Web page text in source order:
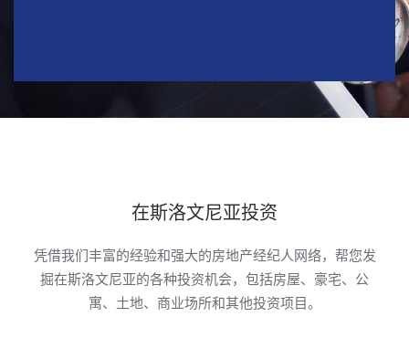
在斯洛文尼亚投资
凭借我们丰富的经验和强大的房地产经纪人网络，帮您发
掘在斯洛文尼亚的各种投资机会，包括房屋、豪宅、公
寓、土地、商业场所和其他投资项目。